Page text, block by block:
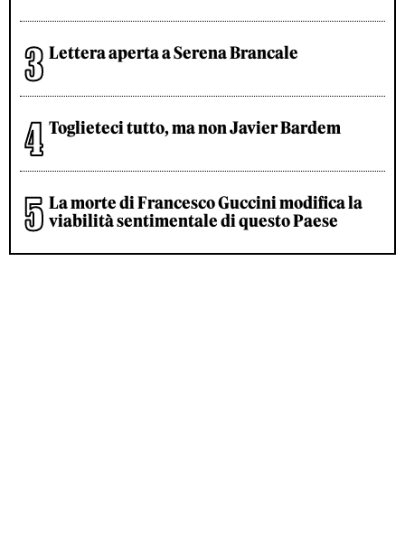
Lettera aperta a Serena Brancale
Toglieteci tutto, ma non Javier Bardem
La morte di Francesco Guccini modifica la
viabilità sentimentale di questo Paese